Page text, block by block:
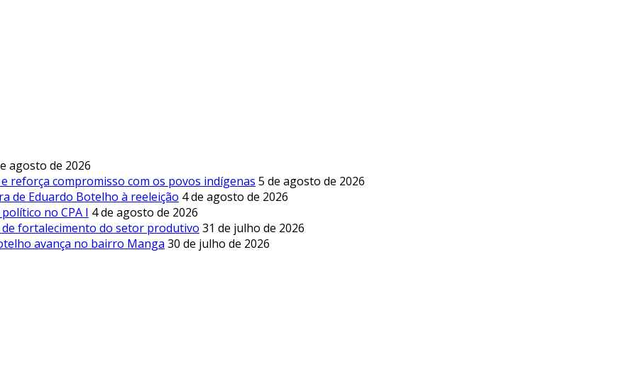
agosto de 2026
reforça compromisso com os povos indígenas 5 de agosto de 2026
de Eduardo Botelho à reeleição 4 de agosto de 2026
no CPA I 4 de agosto de 2026
fortalecimento do setor produtivo 31 de julho de 2026
avança no bairro Manga 30 de julho de 2026